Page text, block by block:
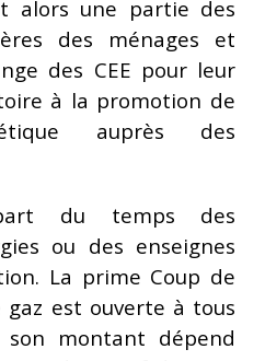
alors une partie des
des ménages et
des CEE pour leur
à la promotion de
auprès des
du temps des
ou des enseignes
La prime Coup de
gaz est ouverte à tous
son montant dépend